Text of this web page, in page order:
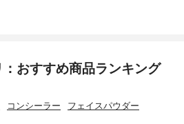
おすすめ商品ランキング
コンシーラー フェイスパウダー